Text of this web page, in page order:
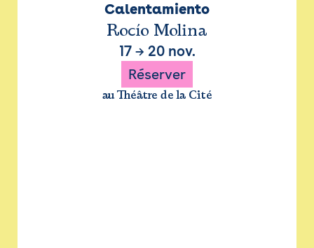
Calentamiento
Rocío Molina
17→ 20 nov.
Réserver
au Théâtre de la Cité